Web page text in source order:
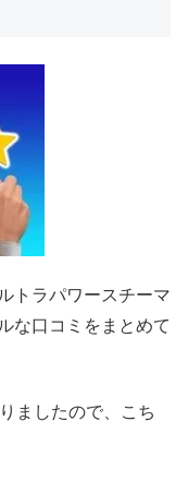
トラパワースチーマ
な口コミをまとめて
ましたので、こち